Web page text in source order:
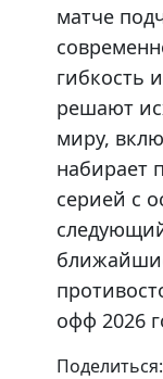
матче
гибкость
решают
миру,
набирает
серией с
офф 2026
Поделиться: